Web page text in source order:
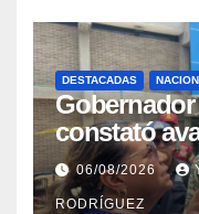
DESTACADAS
constató
Catia la Mar
06/08/2026
RODRÍGUEZ